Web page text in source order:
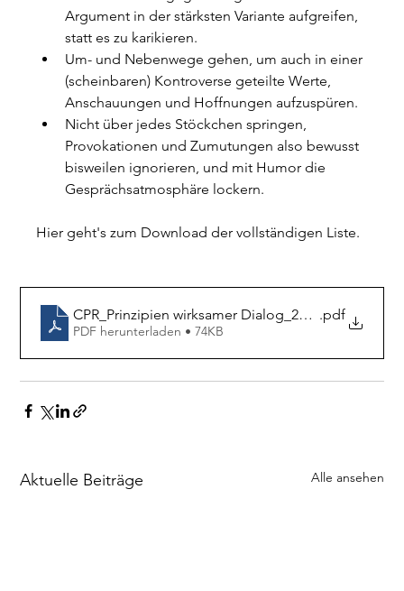
Argument in der stärksten Variante aufgreifen,
statt es zu karikieren.
Um- und Nebenwege gehen, um auch in einer
(scheinbaren) Kontroverse geteilte Werte,
Anschauungen und Hoffnungen aufzuspüren.
Nicht über jedes Stöckchen springen,
Provokationen und Zumutungen also bewusst
bisweilen ignorieren, und mit Humor die
Gesprächsatmosphäre lockern.
Hier geht's zum Download der vollständigen Liste.
CPR_Prinzipien wirksamer Dialog_2025-03-27
.pdf
PDF herunterladen • 74KB
Aktuelle Beiträge Alle ansehen